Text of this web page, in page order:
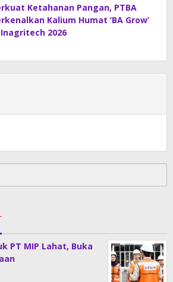
Ketahanan Pangan, PTBA
Kalium Humat ‘BA Grow’
2026
PT MIP Lahat, Buka